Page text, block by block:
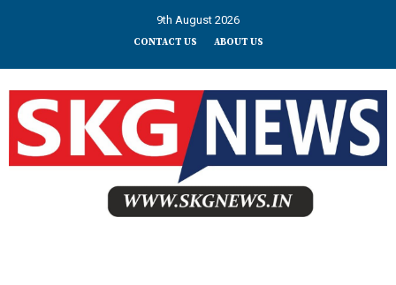
9th August 2026
CONTACT US ABOUT US